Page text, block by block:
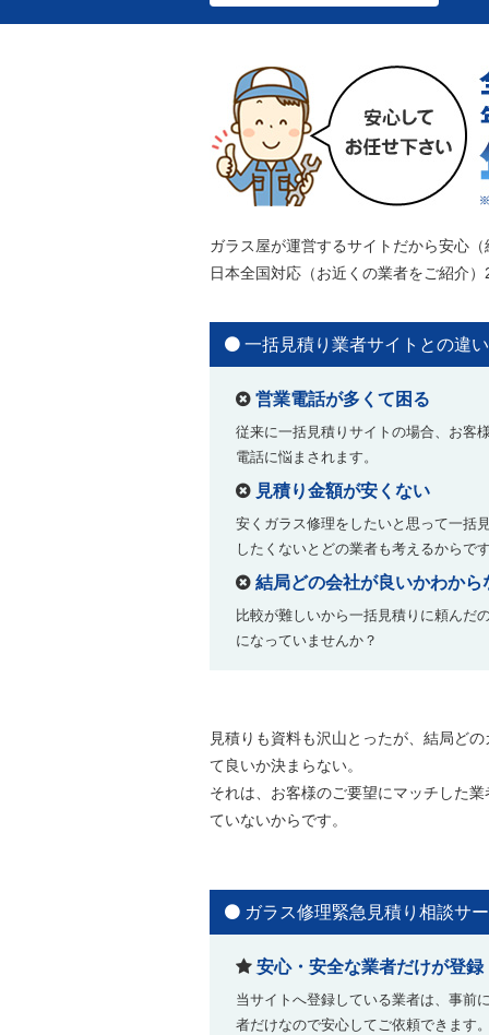
ガラス屋が運営するサイトだから安心
日本全国対応（お近くの業者をご紹介
一括見積り業者サイトとの違
営業電話が多くて困る
従来に一括見積りサイトの場合、お客
電話に悩まされます。
見積り金額が安くない
安くガラス修理をしたいと思って一括
したくないとどの業者も考えるからで
結局どの会社が良いかわから
比較が難しいから一括見積りに頼んだ
になっていませんか？
見積りも資料も沢山とったが、結局ど
て良いか決まらない。
それは、お客様のご要望にマッチした
ていないからです。
ガラス修理緊急見積り相談サ
安心・安全な業者だけが登録
当サイトへ登録している業者は、事前
者だけなので安心してご依頼できます